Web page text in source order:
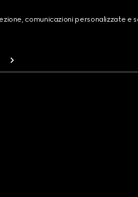
comunicazioni personalizzate e